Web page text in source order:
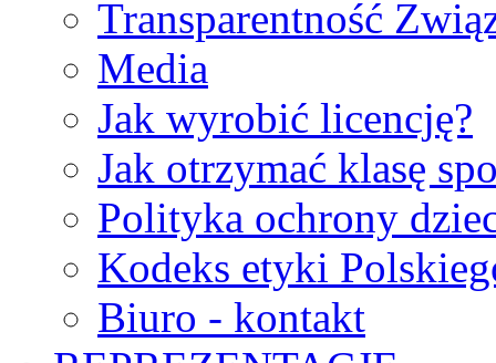
Transparentność
Media
Jak wyrobić licencję?
Jak otrzymać klasę
Polityka ochrony
Kodeks etyki
Biuro - kontakt